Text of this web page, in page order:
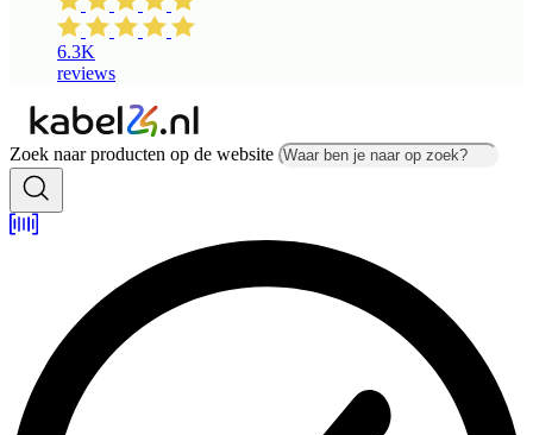
6.3K
reviews
Zoek naar producten op de website